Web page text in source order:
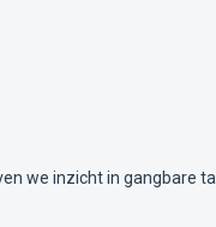
we inzicht in gangbare